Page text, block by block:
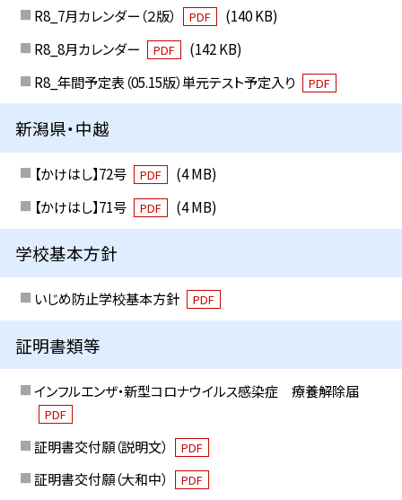
R8_7月カレンダー（２版） PDF
(140 KB)
R8_8月カレンダー
PDF
(142 KB)
R8_年間予定表（05.15版）単元テスト予定入り
PDF
新潟県・中越
【かけはし】72号 PDF
(4 MB)
【かけはし】71号
PDF (4 MB)
学校基本方針
いじめ防止学校基本方針 PDF
証明書類等
インフルエンザ・新型コロナウイルス感染症 療養解除届
PDF
証明書交付願（説明文） PDF
証明書交付願（大和中） PDF